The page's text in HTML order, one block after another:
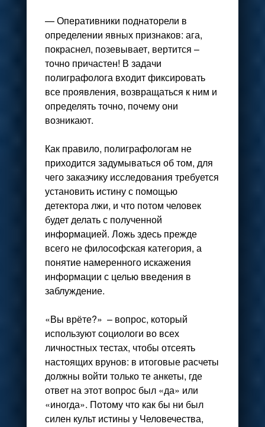
— Оперативники поднаторели в
определении явных признаков: ага,
покраснел, позевывает, вертится –
точно причастен! В задачи
полиграфолога входит фиксировать
все проявления, возвращаться к ним и
определять точно, почему они
возникают.
Как правило, полиграфологам не
приходится задумываться об том, для
чего заказчику исследования требуется
установить истину с помощью
детектора лжи, и что потом человек
будет делать с полученной
информацией. Ложь здесь прежде
всего не философская категория, а
понятие намеренного искажения
информации с целью введения в
заблуждение.
«Вы врёте?» – вопрос, который
используют социологи во всех
личностных тестах, чтобы отсеять
настоящих врунов: в итоговые расчеты
должны войти только те анкеты, где
ответ на этот вопрос был «да» или
«иногда». Потому что как бы ни был
силен культ истины у Человечества,